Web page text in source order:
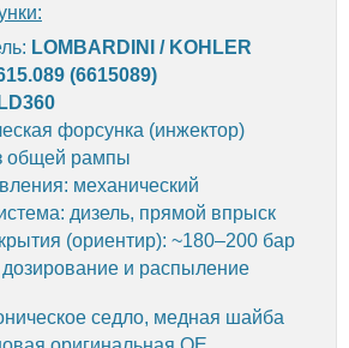
LOMBARDINI / KOHLER
(6615089)
форсунка (инжектор)
общей рампы
механический
дизель, прямой впрыск
(ориентир): ~180–200 бар
и распыление
седло, медная шайба